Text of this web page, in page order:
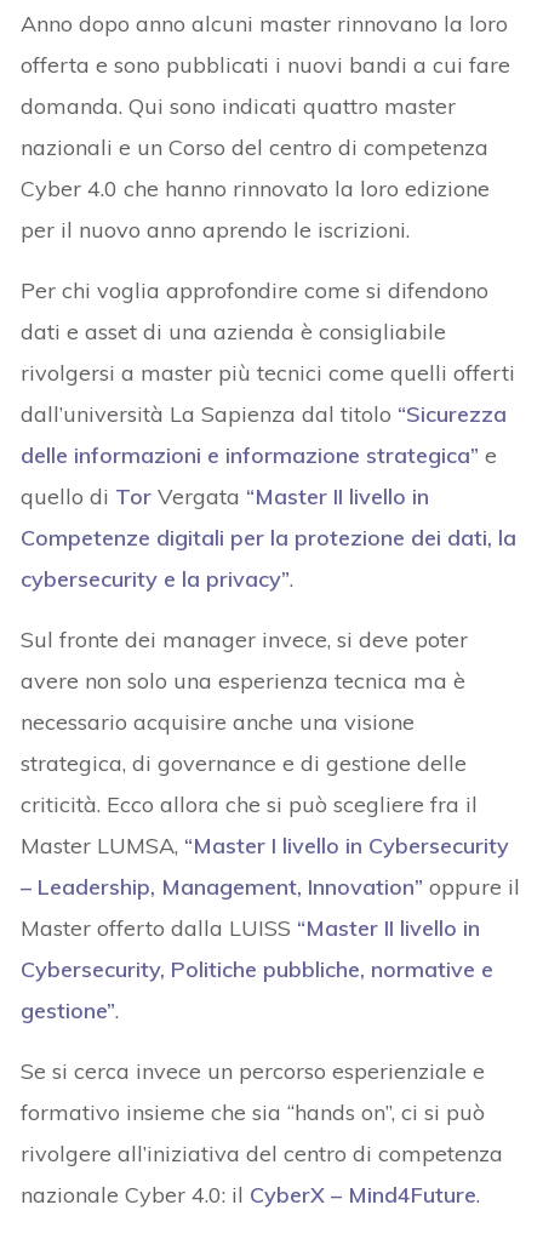
Anno dopo anno alcuni master rinnovano la loro
offerta e sono pubblicati i nuovi bandi a cui fare
domanda. Qui sono indicati quattro master
nazionali e un Corso del centro di competenza
Cyber 4.0 che hanno rinnovato la loro edizione
per il nuovo anno aprendo le iscrizioni.
Per chi voglia approfondire come si difendono
dati e asset di una azienda è consigliabile
rivolgersi a master più tecnici come quelli offerti
dall’università La Sapienza dal titolo “Sicurezza
delle informazioni e informazione strategica” e
quello di Tor Vergata “Master II livello in
Competenze digitali per la protezione dei dati, la
cybersecurity e la privacy”.
Sul fronte dei manager invece, si deve poter
avere non solo una esperienza tecnica ma è
necessario acquisire anche una visione
strategica, di governance e di gestione delle
criticità. Ecco allora che si può scegliere fra il
Master LUMSA, “Master I livello in Cybersecurity
– Leadership, Management, Innovation” oppure il
Master offerto dalla LUISS “Master II livello in
Cybersecurity, Politiche pubbliche, normative e
gestione”.
Se si cerca invece un percorso esperienziale e
formativo insieme che sia “hands on”, ci si può
rivolgere all’iniziativa del centro di competenza
nazionale Cyber 4.0: il CyberX – Mind4Future.